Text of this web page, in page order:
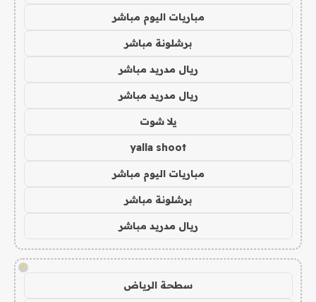
مباريات اليوم مباشر
برشلونة مباشر
ريال مدريد مباشر
ريال مدريد مباشر
يلا شوت
yalla shoot
مباريات اليوم مباشر
برشلونة مباشر
ريال مدريد مباشر
!
سطحة الرياض